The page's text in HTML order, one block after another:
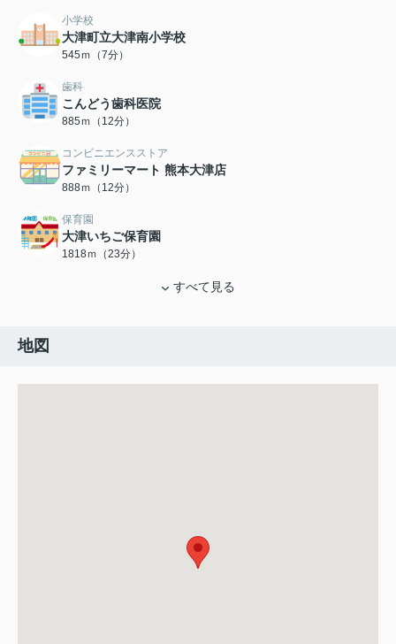
小学校
大津町立大津南小学校
545ｍ（7分）
歯科
こんどう歯科医院
885ｍ（12分）
コンビニエンスストア
ファミリーマート 熊本大津店
888ｍ（12分）
保育園
大津いちご保育園
1818ｍ（23分）
すべて見る
地図